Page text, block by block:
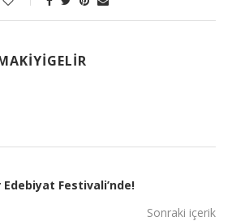
Festivali’nde!
Sonraki içerik